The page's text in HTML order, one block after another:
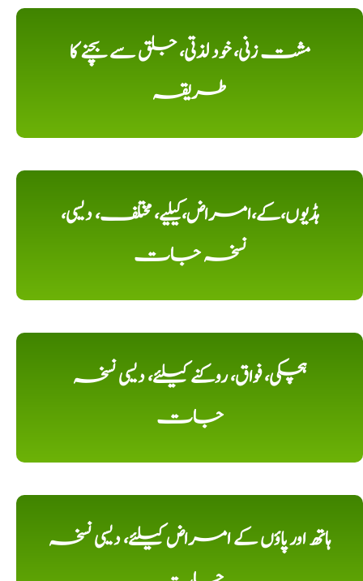
مشت زنی، خود لذتی، جلق سے بچنے کا
طریقہ
ہڈیوں،کے،امراض،کیلیے، مختلف، دیسی،
نسخہ جات
ہچکی، فواق، روکنے کیلئے، دیسی نسخہ
جات
ہاتھ اور پاؤں کے امراض کیلئے، دیسی نسخہ